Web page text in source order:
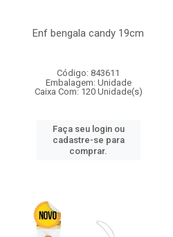
Enf bengala candy 19cm
Código: 843611
Embalagem: Unidade
Caixa Com: 120 Unidade(s)
Faça seu login ou
cadastre-se para
comprar.